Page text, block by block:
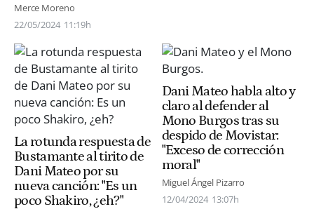
Merce Moreno
22/05/2024 11:19h
La rotunda respuesta de
Bustamante al tirito de
Dani Mateo por su
nueva canción: "Es un
poco Shakiro, ¿eh?"
Dani Mateo habla alto y
claro al defender al
Mono Burgos tras su
despido de Movistar:
"Exceso de corrección
moral"
Miguel Ángel Pizarro
12/04/2024 13:07h